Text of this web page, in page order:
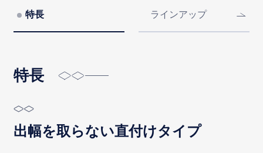
特長 ラインアップ
特長
出幅を取らない直付けタイプ